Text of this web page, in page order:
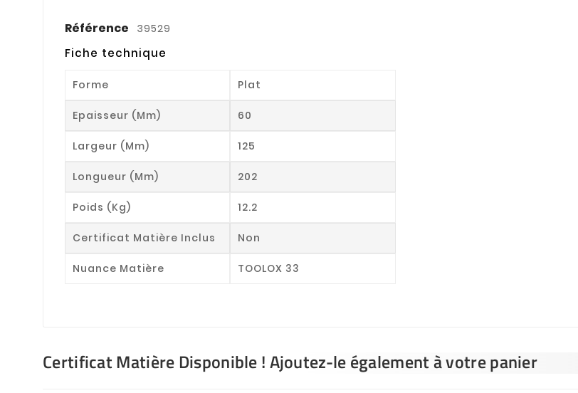
Référence 39529
Fiche technique
Forme Plat
Epaisseur (mm) 60
Largeur (mm) 125
Longueur (mm) 202
Poids (kg) 12.2
Certificat Matière Inclus Non
Nuance Matière TOOLOX 33
Certificat Matière Disponible ! Ajoutez-le également à votre panier